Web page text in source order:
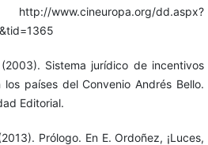
dd.aspx?
Sistema jurídico de incentivos
países del Convenio Andrés Bello.
Editorial.
Prólogo. En E. Ordoñez, ¡Luces,